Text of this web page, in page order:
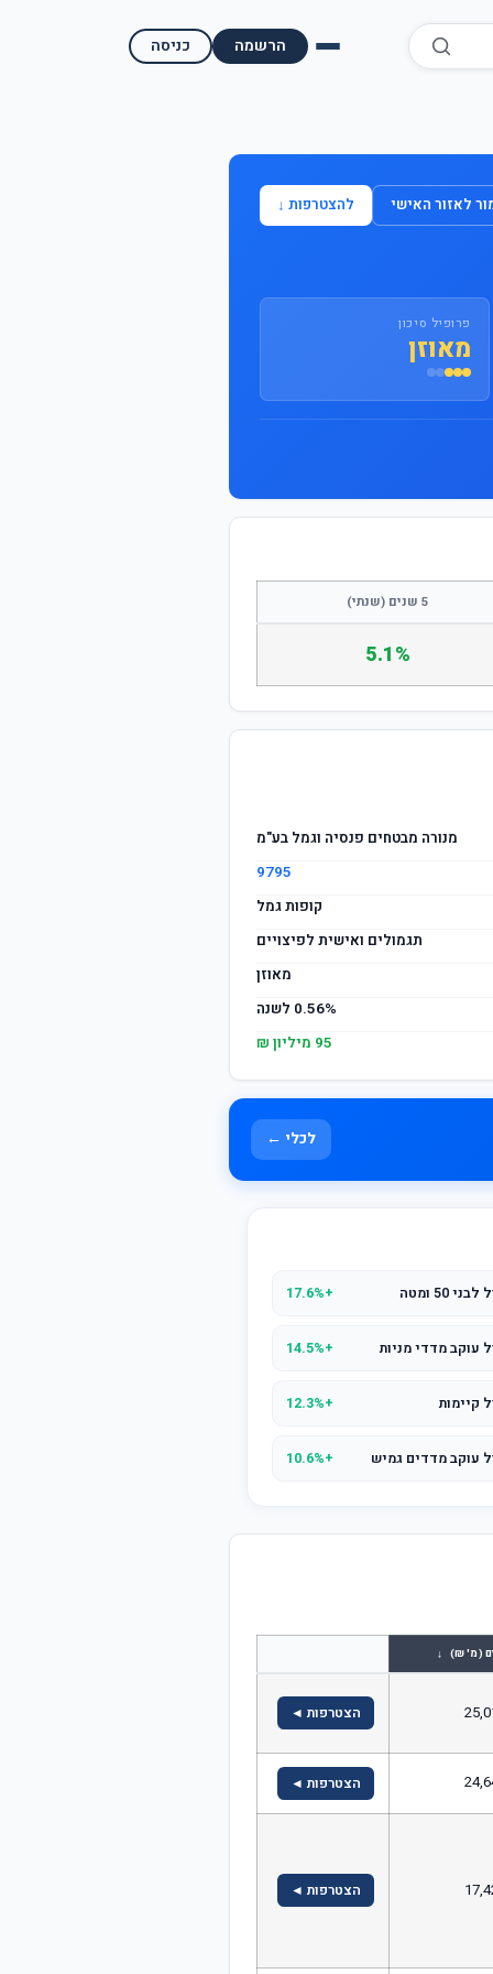
כניסה הרשמה
השוואת בתי השקעות למסחר עצמאי
מאמרים ומדריכים לאזור האישי להצטרפות ↓
פרופיל סיכון
מאוזן
5 שנים (שנתי)
5.1%
מנורה מבטחים פנסיה וגמל בע"מ
9795
קופות גמל
תגמולים ואישית לפיצויים
מאוזן
0.56% לשנה
95 מיליון ₪
לכלי ←
ומטה +17.6%
עוקב מדדי מניות +14.5%
קיימות +12.3%
עוקב מדדים גמיש +10.6%
(מ' ₪) ↓
הצטרפות ◄
הצטרפות ◄
הצטרפות ◄